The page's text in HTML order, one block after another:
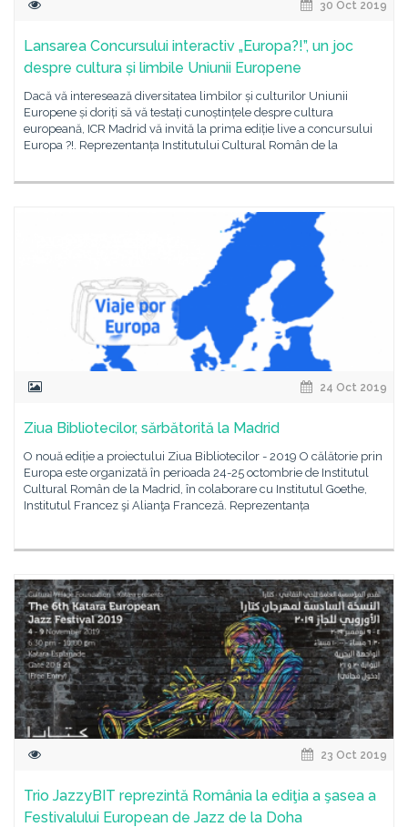
30 Oct 2019
Lansarea Concursului interactiv „Europa?!”, un joc
despre cultura și limbile Uniunii Europene
Dacă vă interesează diversitatea limbilor și culturilor Uniunii
Europene și doriți să vă testați cunoștințele despre cultura
europeană, ICR Madrid vă invită la prima ediție live a concursului
Europa ?!. Reprezentanța Institutului Cultural Român de la
24 Oct 2019
Ziua Bibliotecilor, sărbătorită la Madrid
O nouă ediție a proiectului Ziua Bibliotecilor - 2019 O călătorie prin
Europa este organizată în perioada 24-25 octombrie de Institutul
Cultural Român de la Madrid, în colaborare cu Institutul Goethe,
Institutul Francez şi Alianţa Franceză. Reprezentanța
23 Oct 2019
Trio JazzyBIT reprezintă România la ediţia a şasea a
Festivalului European de Jazz de la Doha